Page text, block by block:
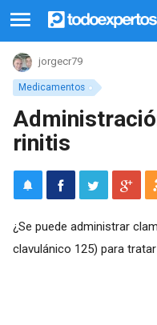
Medicamentos
jorgecr79
rinitis
¿Se puede administrar
clavulánico 125) para